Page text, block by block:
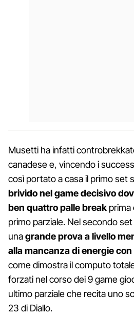
Musetti ha infatti
canadese e, vincendo i
così portato a casa il primo set
brivido nel game decisivo
ben quattro palle break prima
primo parziale. Nel secondo
unagrande prova a livello
alla mancanza di energie
come dimostra il computo
forzati nel corso dei 9 game
ultimo parziale che recita uno
23 di Diallo.